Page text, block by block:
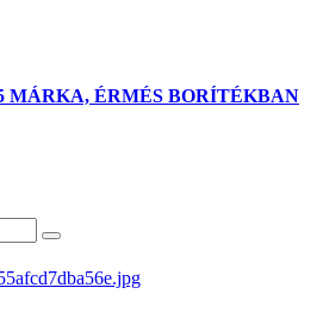
MÁRKA, ÉRMÉS BORÍTÉKBAN